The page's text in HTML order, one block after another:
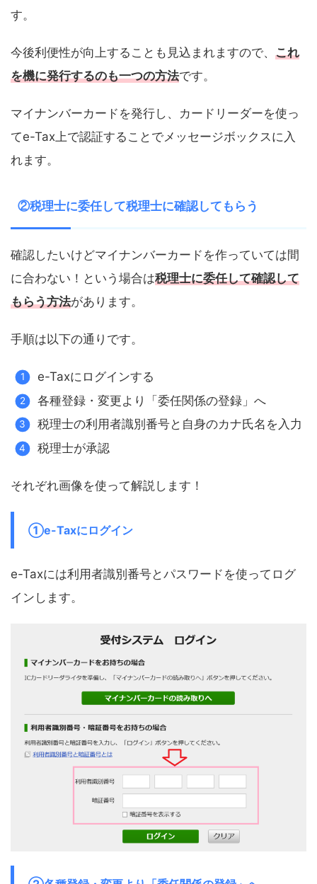
す。
今後利便性が向上することも見込まれますので、 これ
を機に発行するのも一つの方法です。
マイナンバーカードを発行し、カードリーダーを使っ
てe-Tax上で認証することでメッセージボックスに入
れます。
②税理士に委任して税理士に確認してもらう
確認したいけどマイナンバーカードを作っていては間
に合わない！という場合は税理士に委任して確認して
もらう方法があります。
手順は以下の通りです。
e-Taxにログインする
各種登録・変更より「委任関係の登録」へ
税理士の利用者識別番号と自身のカナ氏名を入力
税理士が承認
それぞれ画像を使って解説します！
①e-Taxにログイン
e-Taxには利用者識別番号とパスワードを使ってログ
インします。